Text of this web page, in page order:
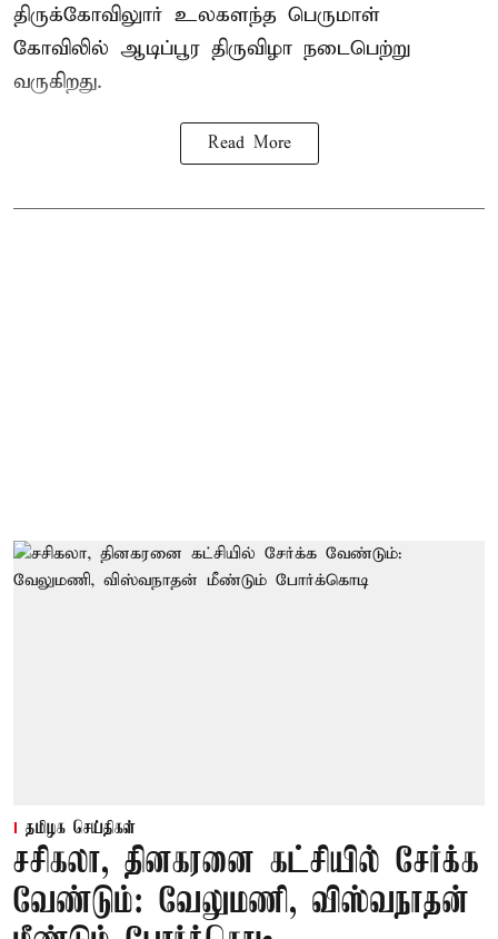
திருக்கோவிலுார் உலகளந்த பெருமாள்
கோவிலில் ஆடிப்பூர திருவிழா நடைபெற்று
வருகிறது.
Read More
தமிழக செய்திகள்
சசிகலா, தினகரனை கட்சியில் சேர்க்க
வேண்டும்: வேலுமணி, விஸ்வநாதன்